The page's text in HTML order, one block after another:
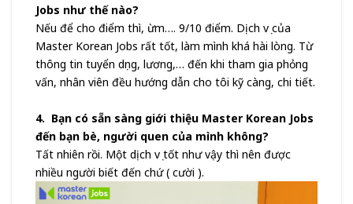
Jobs như thế nào?
Nếu để cho điểm thì, ừm…. 9/10 điểm. Dịch vụ của
Master Korean Jobs rất tốt, làm mình khá hài lòng. Từ
thông tin tuyển dụng, lương,… đến khi tham gia phỏng
vấn, nhân viên đều hướng dẫn cho tôi kỹ càng, chi tiết.
4. Bạn có sẵn sàng giới thiệu Master Korean Jobs
đến bạn bè, người quen của mình không?
Tất nhiên rồi. Một dịch vụ tốt như vậy thì nên được
nhiều người biết đến chứ ( cười ).